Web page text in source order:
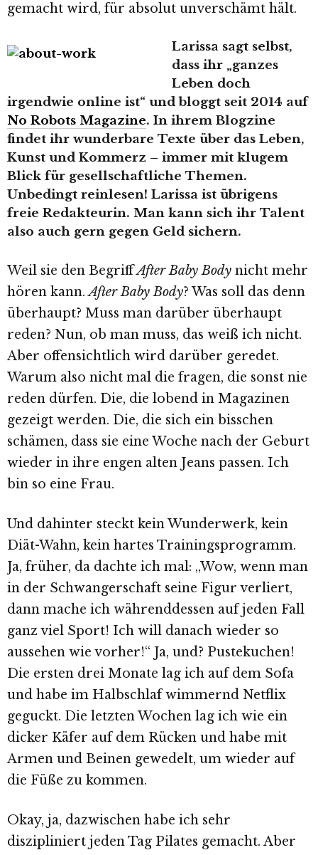
gemacht wird, für absolut unverschämt hält.
Larissa sagt selbst,
dass ihr „ganzes
Leben doch
irgendwie online ist“ und bloggt seit 2014 auf
No Robots Magazine. In ihrem Blogzine
findet ihr wunderbare Texte über das Leben,
Kunst und Kommerz – immer mit klugem
Blick für gesellschaftliche Themen.
Unbedingt reinlesen! Larissa ist übrigens
freie Redakteurin. Man kann sich ihr Talent
also auch gern gegen Geld sichern.
Weil sie den BegriffAfter Baby Body nicht mehr
hören kann.After Baby Body? Was soll das denn
überhaupt? Muss man darüber überhaupt
reden? Nun, ob man muss, das weiß ich nicht.
Aber offensichtlich wird darüber geredet.
Warum also nicht mal die fragen, die sonst nie
reden dürfen. Die, die lobend in Magazinen
gezeigt werden. Die, die sich ein bisschen
schämen, dass sie eine Woche nach der Geburt
wieder in ihre engen alten Jeans passen. Ich
bin so eine Frau.
Und dahinter steckt kein Wunderwerk, kein
Diät-Wahn, kein hartes Trainingsprogramm.
Ja, früher, da dachte ich mal: „Wow, wenn man
in der Schwangerschaft seine Figur verliert,
dann mache ich währenddessen auf jeden Fall
ganz viel Sport! Ich will danach wieder so
aussehen wie vorher!“ Ja, und? Pustekuchen!
Die ersten drei Monate lag ich auf dem Sofa
und habe im Halbschlaf wimmernd Netflix
geguckt. Die letzten Wochen lag ich wie ein
dicker Käfer auf dem Rücken und habe mit
Armen und Beinen gewedelt, um wieder auf
die Füße zu kommen.
Okay, ja, dazwischen habe ich sehr
diszipliniert jeden Tag Pilates gemacht. Aber